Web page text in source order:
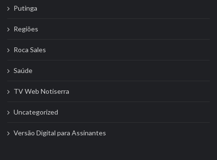
Putinga
Regiões
Roca Sales
Saúde
TV Web Notiserra
Uncategorized
Versão Digital para Assinantes